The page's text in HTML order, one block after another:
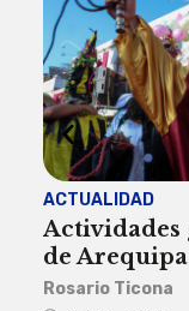
ACTUALIDAD
de
Rosario Ticona